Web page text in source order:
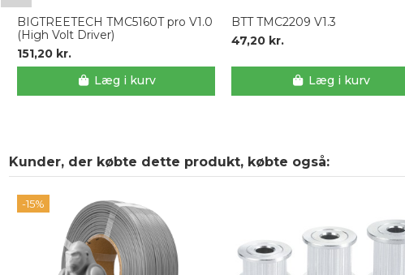
BIGTREETECH TMC5160T pro V1.0
(High Volt Driver)
151,20 kr.
Læg i kurv
BTT TMC2209 V1.3
47,20 kr.
Læg i kurv
Kunder, der købte dette produkt, købte også:
-15%